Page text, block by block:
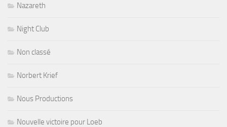
Nazareth
Night Club
Non classé
Norbert Krief
Nous Productions
Nouvelle victoire pour Loeb